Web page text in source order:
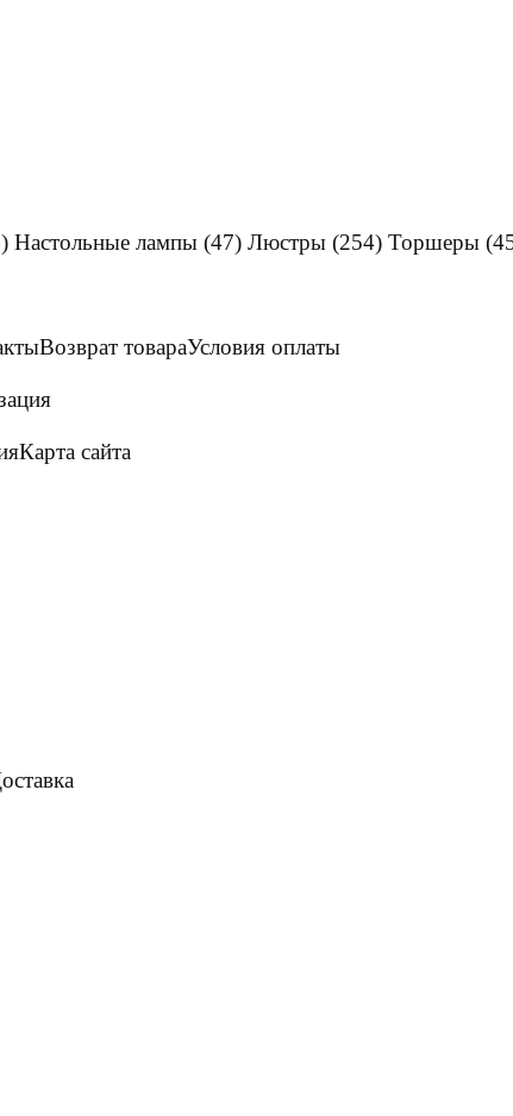
Настольные лампы (47) Люстры (254) Торшеры
Возврат товараУсловия оплаты
Карта сайта